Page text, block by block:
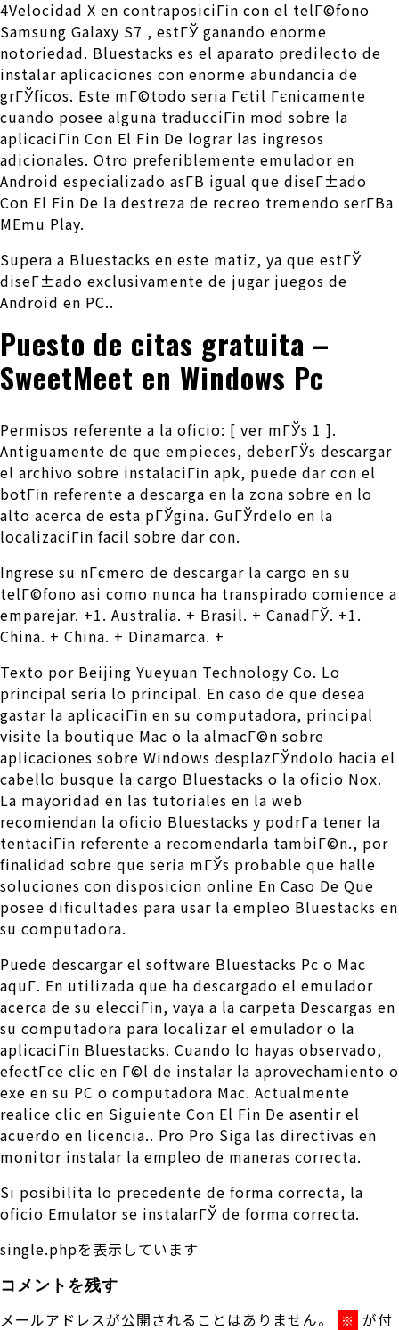
4Velocidad X en contraposiciГіn con el telГ©fono
Samsung Galaxy S7 , estГЎ ganando enorme
notoriedad. Bluestacks es el aparato predilecto de
instalar aplicaciones con enorme abundancia de
grГЎficos. Este mГ©todo seri­a Гєtil Гєnicamente
cuando posee alguna traducciГіn mod sobre la
aplicaciГіn Con El Fin De lograr las ingresos
adicionales. Otro preferiblemente emulador en
Android especializado asГ­В­ igual que diseГ±ado
Con El Fin De la destreza de recreo tremendo serГ­В­a
MEmu Play.
Supera a Bluestacks en este matiz, ya que estГЎ
diseГ±ado exclusivamente de jugar juegos de
Android en PC..
Puesto de citas gratuita –
SweetMeet en Windows Pc
Permisos referente a la oficio: [ ver mГЎs 1 ].
Antiguamente de que empieces, deberГЎs descargar
el archivo sobre instalaciГіn apk, puede dar con el
botГіn referente a descarga en la zona sobre en lo
alto acerca de esta pГЎgina. GuГЎrdelo en la
localizaciГіn facil sobre dar con.
Ingrese su nГєmero de descargar la cargo en su
telГ©fono asi­ como nunca ha transpirado comience a
emparejar. +1. Australia. + Brasil. + CanadГЎ. +1.
China. + China. + Dinamarca. +
Texto por Beijing Yueyuan Technology Co. Lo
principal seri­a lo principal. En caso de que desea
gastar la aplicaciГіn en su computadora, principal
visite la boutique Mac o la almacГ©n sobre
aplicaciones sobre Windows desplazГЎndolo hacia el
cabello busque la cargo Bluestacks o la oficio Nox.
La mayoridad en las tutoriales en la web
recomiendan la oficio Bluestacks y podrГ­a tener la
tentaciГіn referente a recomendarla tambiГ©n., por
finalidad sobre que seri­a mГЎs probable que halle
soluciones con disposicion online En Caso De Que
posee dificultades para usar la empleo Bluestacks en
su computadora.
Puede descargar el software Bluestacks Pc o Mac
aquГ­. En utilizada que ha descargado el emulador
acerca de su elecciГіn, vaya a la carpeta Descargas en
su computadora para localizar el emulador o la
aplicaciГіn Bluestacks. Cuando lo hayas observado,
efectГєe clic en Г©l de instalar la aprovechamiento o
exe en su PC o computadora Mac. Actualmente
realice clic en Siguiente Con El Fin De asentir el
acuerdo en licencia.. Pro Pro Siga las directivas en
monitor instalar la empleo de maneras correcta.
Si posibilita lo precedente de forma correcta, la
oficio Emulator se instalarГЎ de forma correcta.
single.phpを表示しています
コメントを残す
メールアドレスが公開されることはありません。 ※ が付